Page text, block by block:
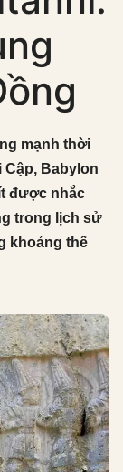
mạnh thời
Babylon
được nhắc
trong lịch sử
khoảng thế